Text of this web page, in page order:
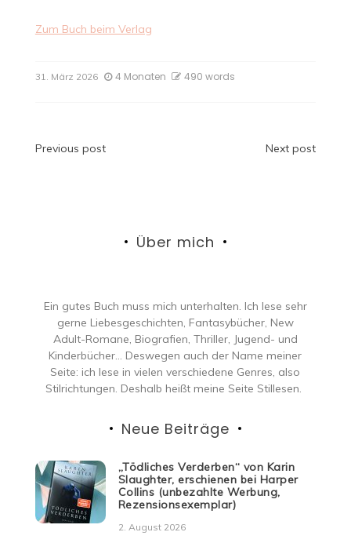
Zum Buch beim Verlag
31. März 2026 4 Monaten 490 words
Beitragsnavigation
Previous post Next post
Über mich
Ein gutes Buch muss mich unterhalten. Ich lese sehr
gerne Liebesgeschichten, Fantasybücher, New
Adult-Romane, Biografien, Thriller, Jugend- und
Kinderbücher… Deswegen auch der Name meiner
Seite: ich lese in vielen verschiedene Genres, also
Stilrichtungen. Deshalb heißt meine Seite Stillesen.
Neue Beiträge
„Tödliches Verderben“ von Karin
Slaughter, erschienen bei Harper
Collins (unbezahlte Werbung,
Rezensionsexemplar)
2. August 2026